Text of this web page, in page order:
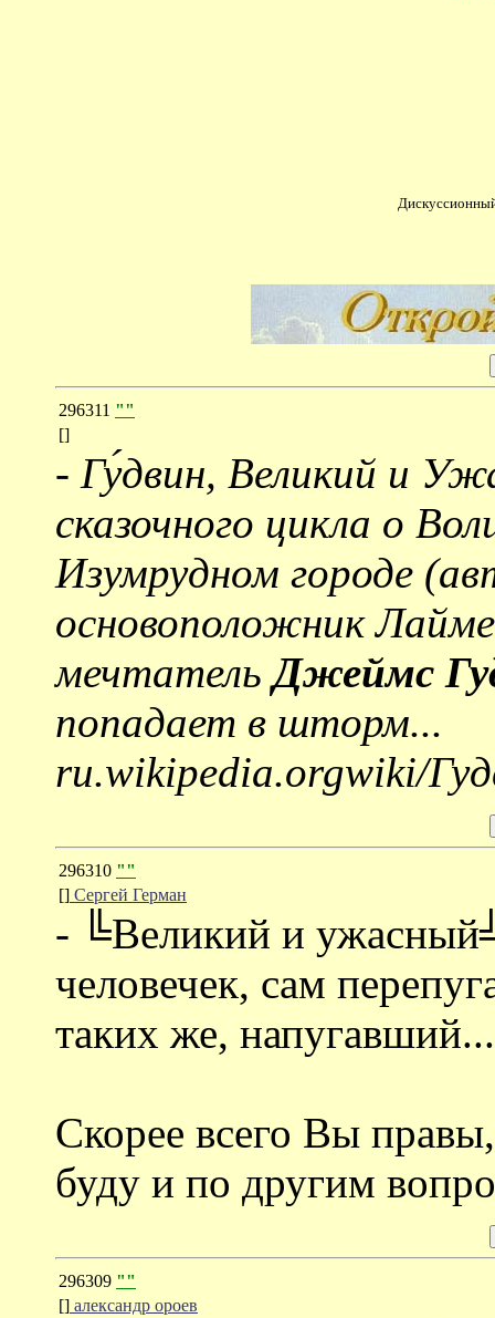
296311 ""
[]
- Гу́двин, Великий и
сказочного цикла о
Изумрудном городе
основоположник
мечтательДжеймс
попадает в шторм...
ru.wikipedia.orgwiki/
296310 ""
[] Сергей Герман
- ╚Великий и
человечек, сам
таких же, напугавший...
Скорее всего Вы
буду и по другим
296309 ""
[] александр ороев